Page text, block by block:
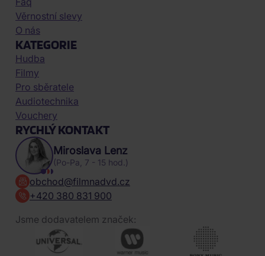
Věrnostní slevy
O nás
KATEGORIE
Hudba
Filmy
Pro sběratele
Audiotechnika
Vouchery
RYCHLÝ KONTAKT
Miroslava Lenz
(Po-Pa, 7 - 15 hod.)
obchod@filmnadvd.cz
+420 380 831 900
Jsme dodavatelem značek: